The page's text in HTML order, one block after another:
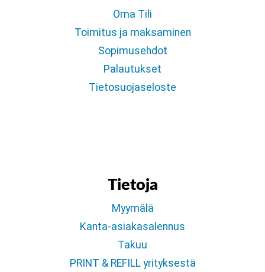
Oma Tili
Toimitus ja maksaminen
Sopimusehdot
Palautukset
Tietosuojaseloste
Tietoja
Myymälä
Kanta-asiakasalennus
Takuu
PRINT & REFILL yrityksestä